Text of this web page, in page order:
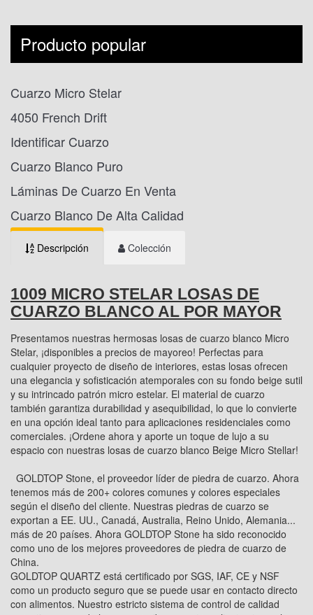
Producto popular
Cuarzo Micro Stelar
4050 French Drift
Identificar Cuarzo
Cuarzo Blanco Puro
Láminas De Cuarzo En Venta
Cuarzo Blanco De Alta Calidad
Descripción Colección
1009 MICRO STELAR LOSAS DE
CUARZO BLANCO AL POR MAYOR
Presentamos nuestras hermosas losas de cuarzo blanco Micro
Stelar, ¡disponibles a precios de mayoreo! Perfectas para
cualquier proyecto de diseño de interiores, estas losas ofrecen
una elegancia y sofisticación atemporales con su fondo beige sutil
y su intrincado patrón micro estelar. El material de cuarzo
también garantiza durabilidad y asequibilidad, lo que lo convierte
en una opción ideal tanto para aplicaciones residenciales como
comerciales. ¡Ordene ahora y aporte un toque de lujo a su
espacio con nuestras losas de cuarzo blanco Beige Micro Stellar!
GOLDTOP Stone, el proveedor líder de piedra de cuarzo. Ahora
tenemos más de 200+ colores comunes y colores especiales
según el diseño del cliente. Nuestras piedras de cuarzo se
exportan a EE. UU., Canadá, Australia, Reino Unido, Alemania...
más de 20 países. Ahora GOLDTOP Stone ha sido reconocido
como uno de los mejores proveedores de piedra de cuarzo de
China.
GOLDTOP QUARTZ está certificado por SGS, IAF, CE y NSF
como un producto seguro que se puede usar en contacto directo
con alimentos. Nuestro estricto sistema de control de calidad